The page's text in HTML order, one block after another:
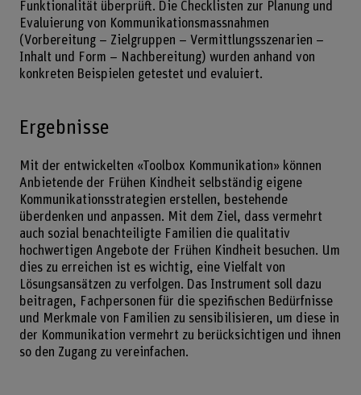
Funktionalität überprüft. Die Checklisten zur Planung und
Evaluierung von Kommunikationsmassnahmen
(Vorbereitung – Zielgruppen – Vermittlungsszenarien –
Inhalt und Form – Nachbereitung) wurden anhand von
konkreten Beispielen getestet und evaluiert.
Ergebnisse
Mit der entwickelten «Toolbox Kommunikation» können
Anbietende der Frühen Kindheit selbständig eigene
Kommunikationsstrategien erstellen, bestehende
überdenken und anpassen. Mit dem Ziel, dass vermehrt
auch sozial benachteiligte Familien die qualitativ
hochwertigen Angebote der Frühen Kindheit besuchen. Um
dies zu erreichen ist es wichtig, eine Vielfalt von
Lösungsansätzen zu verfolgen. Das Instrument soll dazu
beitragen, Fachpersonen für die spezifischen Bedürfnisse
und Merkmale von Familien zu sensibilisieren, um diese in
der Kommunikation vermehrt zu berücksichtigen und ihnen
so den Zugang zu vereinfachen.